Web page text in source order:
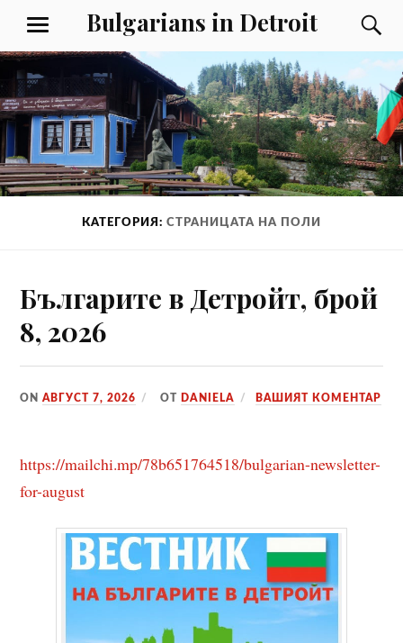
съдържаниетоBulgarians in Detroit
МЕНЮ
КАТЕГОРИЯ: СТРАНИЦАТА НА ПОЛИ
Българите в Детройт, брой
8, 2026
ONАВГУСТ 7, 2026 ОТ DANIELA ВАШИЯТ КОМЕНТАР
https://mailchi.mp/78b651764518/bulgarian-newsletter-
for-august